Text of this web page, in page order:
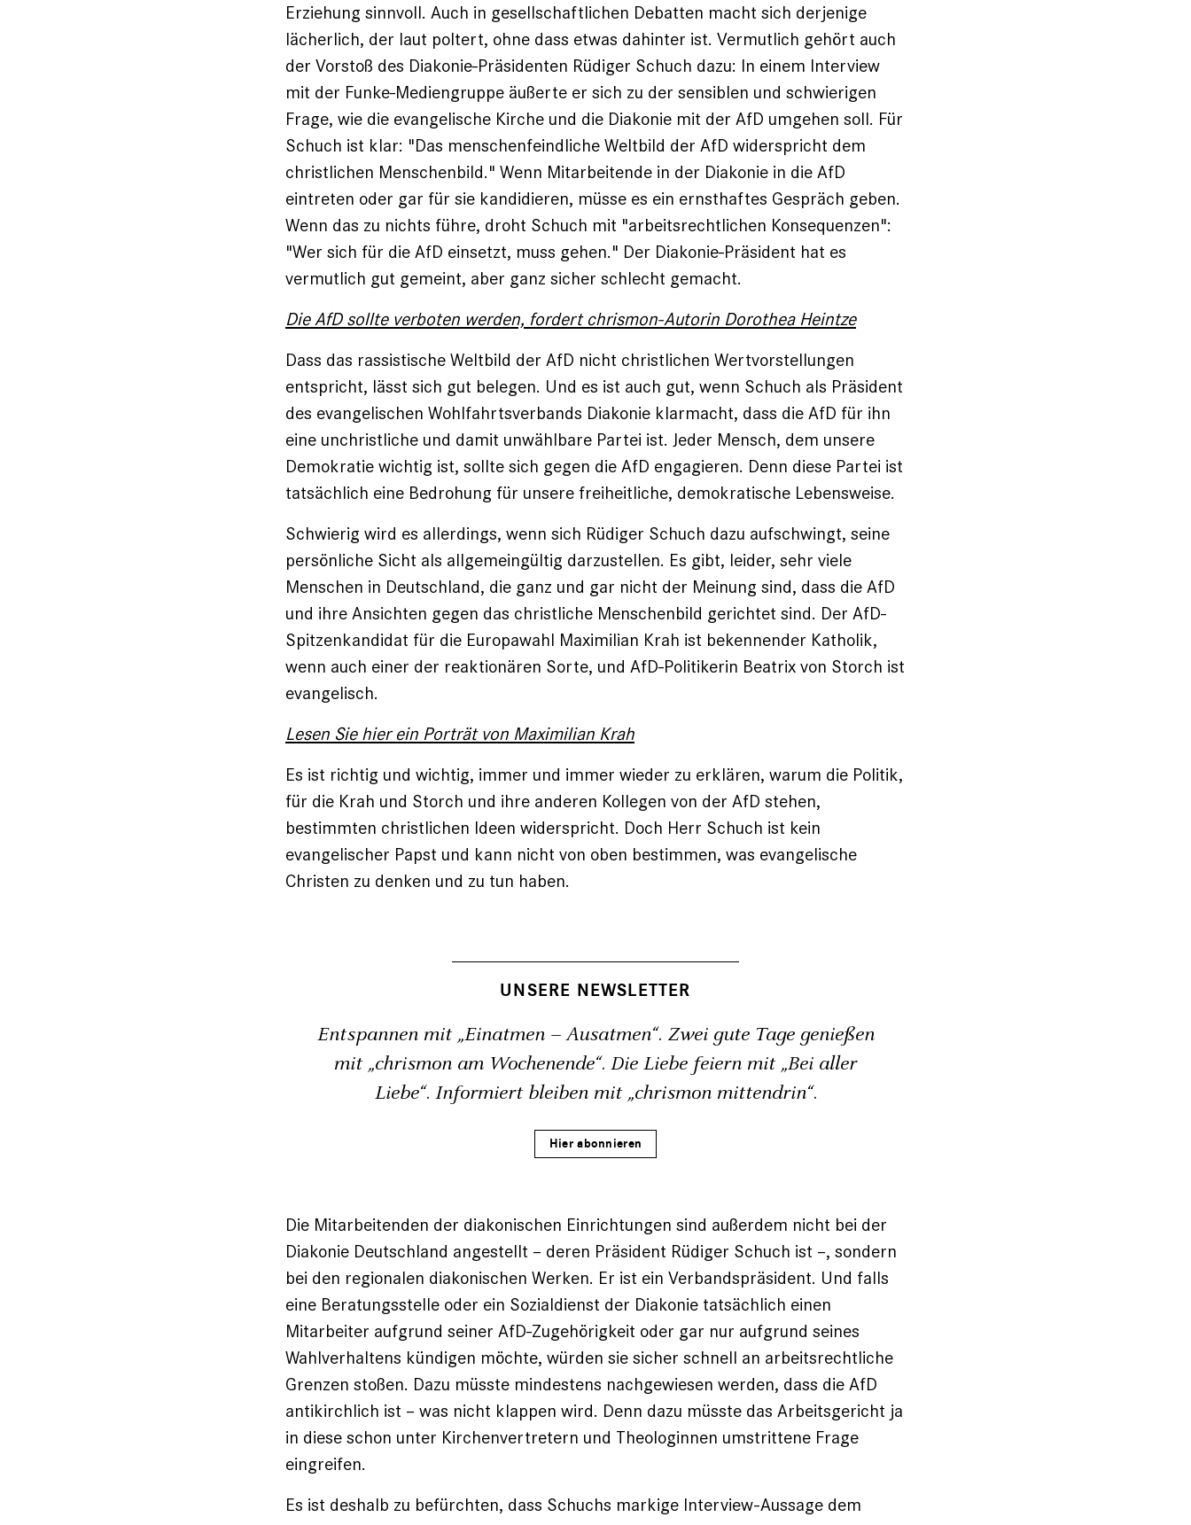
Erziehung sinnvoll. Auch in gesellschaftlichen Debatten macht sich derjenige
lächerlich, der laut poltert, ohne dass etwas dahinter ist. Vermutlich gehört auch
der Vorstoß des Diakonie-Präsidenten Rüdiger Schuch dazu: In einem Interview
mit der Funke-Mediengruppe äußerte er sich zu der sensiblen und schwierigen
Frage, wie die evangelische Kirche und die Diakonie mit der AfD umgehen soll. Für
Schuch ist klar: "Das menschenfeindliche Weltbild der AfD widerspricht dem
christlichen Menschenbild." Wenn Mitarbeitende in der Diakonie in die AfD
eintreten oder gar für sie kandidieren, müsse es ein ernsthaftes Gespräch geben.
Wenn das zu nichts führe, droht Schuch mit "arbeitsrechtlichen Konsequenzen":
"Wer sich für die AfD einsetzt, muss gehen." Der Diakonie-Präsident hat es
vermutlich gut gemeint, aber ganz sicher schlecht gemacht.
Die AfD sollte verboten werden, fordert chrismon-Autorin Dorothea Heintze
Dass das rassistische Weltbild der AfD nicht christlichen Wertvorstellungen
entspricht, lässt sich gut belegen. Und es ist auch gut, wenn Schuch als Präsident
des evangelischen Wohlfahrtsverbands Diakonie klarmacht, dass die AfD für ihn
eine unchristliche und damit unwählbare Partei ist. Jeder Mensch, dem unsere
Demokratie wichtig ist, sollte sich gegen die AfD engagieren. Denn diese Partei ist
tatsächlich eine Bedrohung für unsere freiheitliche, demokratische Lebensweise.
Schwierig wird es allerdings, wenn sich Rüdiger Schuch dazu aufschwingt, seine
persönliche Sicht als allgemeingültig darzustellen. Es gibt, leider, sehr viele
Menschen in Deutschland, die ganz und gar nicht der Meinung sind, dass die AfD
und ihre Ansichten gegen das christliche Menschenbild gerichtet sind. Der AfD-
Spitzenkandidat für die Europawahl Maximilian Krah ist bekennender Katholik,
wenn auch einer der reaktionären Sorte, und AfD-Politikerin Beatrix von Storch ist
evangelisch.
Lesen Sie hier ein Porträt von Maximilian Krah
Es ist richtig und wichtig, immer und immer wieder zu erklären, warum die Politik,
für die Krah und Storch und ihre anderen Kollegen von der AfD stehen,
bestimmten christlichen Ideen widerspricht. Doch Herr Schuch ist kein
evangelischer Papst und kann nicht von oben bestimmen, was evangelische
Christen zu denken und zu tun haben.
UNSERE NEWSLETTER
Entspannen mit „Einatmen – Ausatmen“. Zwei gute Tage genießen
mit „chrismon am Wochenende“. Die Liebe feiern mit „Bei aller
Liebe“. Informiert bleiben mit „chrismon mittendrin“.
Hier abonnieren
Die Mitarbeitenden der diakonischen Einrichtungen sind außerdem nicht bei der
Diakonie Deutschland angestellt – deren Präsident Rüdiger Schuch ist –, sondern
bei den regionalen diakonischen Werken. Er ist ein Verbandspräsident. Und falls
eine Beratungsstelle oder ein Sozialdienst der Diakonie tatsächlich einen
Mitarbeiter aufgrund seiner AfD-Zugehörigkeit oder gar nur aufgrund seines
Wahlverhaltens kündigen möchte, würden sie sicher schnell an arbeitsrechtliche
Grenzen stoßen. Dazu müsste mindestens nachgewiesen werden, dass die AfD
antikirchlich ist – was nicht klappen wird. Denn dazu müsste das Arbeitsgericht ja
in diese schon unter Kirchenvertretern und Theologinnen umstrittene Frage
eingreifen.
Es ist deshalb zu befürchten, dass Schuchs markige Interview-Aussage dem